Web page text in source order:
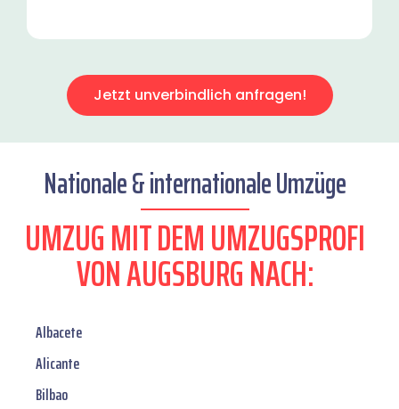
Jetzt unverbindlich anfragen!
Nationale & internationale Umzüge
UMZUG MIT DEM UMZUGSPROFI
VON AUGSBURG NACH:
Albacete
Alicante
Bilbao